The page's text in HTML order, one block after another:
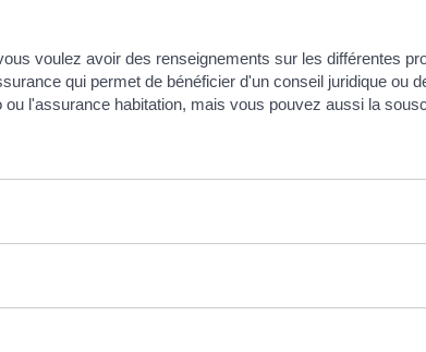
voulez avoir des renseignements sur les différentes
qui permet de bénéficier d'un conseil juridique ou
l'assurance habitation, mais vous pouvez aussi la